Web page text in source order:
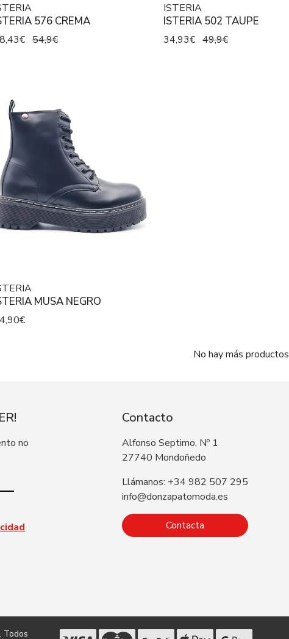
576 CREMA
54,9€
ISTERIA
ISTERIA 502 TAUPE
34,93€ 49,9€
MUSA NEGRO
No hay más productos
no
Contacto
Alfonso Septimo, Nº 1
27740 Mondoñedo
Llámanos: +34 982 507 295
info@donzapatomoda.es
Contacta
. Todos